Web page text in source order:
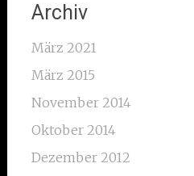
Archiv
März 2021
März 2015
November 2014
Oktober 2014
Dezember 2012